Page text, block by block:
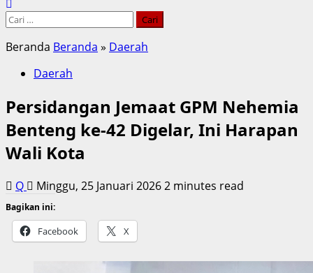
Cari
Beranda Beranda » Daerah
Daerah
Persidangan Jemaat GPM Nehemia
Benteng ke-42 Digelar, Ini Harapan
Wali Kota
Q Minggu, 25 Januari 20262 minutes read
Bagikan ini:
Facebook X